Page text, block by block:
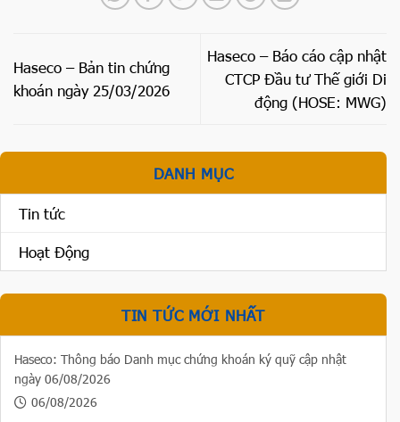
Haseco – Bản tin chứng
khoán ngày 25/03/2026
Haseco – Báo cáo cập nhật
CTCP Đầu tư Thế giới Di
động (HOSE: MWG)
DANH MỤC
Tin tức
Hoạt Động
TIN TỨC MỚI NHẤT
Haseco: Thông báo Danh mục chứng khoán ký quỹ cập nhật
ngày 06/08/2026
06/08/2026